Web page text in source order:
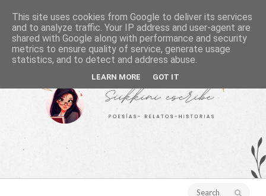
This site uses cookies from Google to deliver its services
and to analyze traffic. Your IP address and user-agent are
shared with Google along with performance and security
metrics to ensure quality of service, generate usage
statistics, and to detect and address abuse.
LEARN MORE GOT IT